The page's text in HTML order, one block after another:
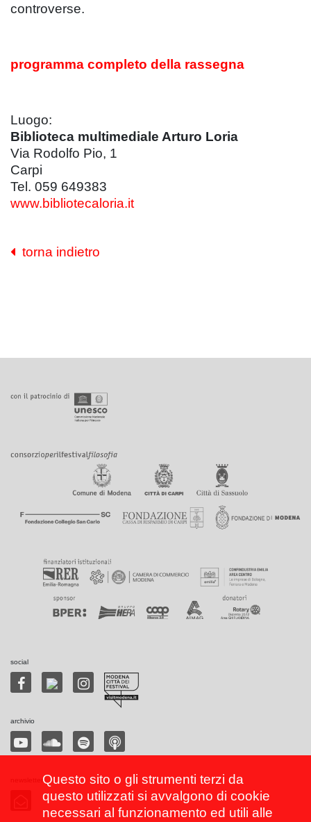
controverse.
programma completo della rassegna
Luogo:
Biblioteca multimediale Arturo Loria
Via Rodolfo Pio, 1
Carpi
Tel. 059 649383
www.bibliotecaloria.it
torna indietro
social
archivio
Questo sito o gli strumenti terzi da
questo utilizzati si avvalgono di cookie
necessari al funzionamento ed utili alle